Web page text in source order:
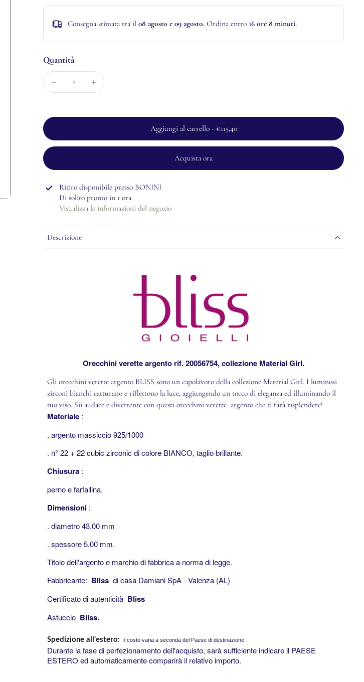
Consegna stimata tra il 08 agosto e 09 agosto. Ordina entro 16 ore 8 minuti.
Quantità
Aggiungi al carrello - €115,40
Acquista ora
Ritiro disponibile presso BONINI
Di solito pronto in 1 ora
Visualizza le informazioni del negozio
Descrizione
Orecchini verette argento rif.20056754, collezione Material Girl.
Gli orecchini verette argento BLISS sono un capolavoro della collezione Material Girl. I luminosi
zirconi bianchi catturano e riflettono la luce, aggiungendo un tocco di eleganza ed illuminando il
tuo viso. Sii audace e divertente con questi orecchini verette argento che ti farà risplendere!
Materiale :
. argento massiccio 925/1000
. n° 22 + 22 cubic zirconic di colore BIANCO, taglio brillante.
Chiusura :
perno e farfallina.
Dimensioni :
. diametro 43,00 mm
. spessore 5,00 mm.
Titolo dell'argento e marchio di fabbrica a norma di legge.
Fabbricante: Bliss di casa Damiani SpA - Valenza (AL)
Certificato di autenticità Bliss
Astuccio Bliss.
Spedizione all'estero: il costo varia a seconda del Paese di destinazione.
Durante la fase di perfezionamento dell'acquisto, sarà sufficiente indicare il PAESE
ESTERO ed automaticamente comparirà il relativo importo.